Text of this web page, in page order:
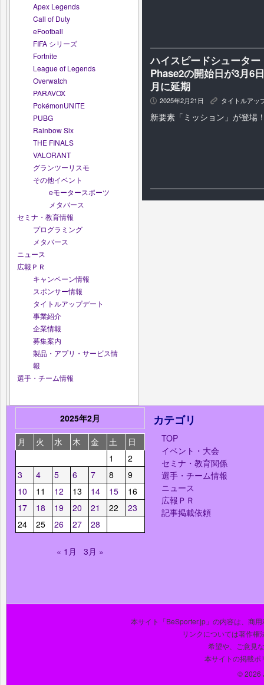
Apex Legends
Call of Duty
eFootball
FIFA シリーズ
Fortnite
League of Legends
Overwatch
PARAVOX
PokémonUNITE
PUBG
Rainbow Six
THE FINALS
VALORANT
グランツーリスモ
その他イベント
eモータースポーツ
メタバース
セミナ・教育情報
プログラミング
メタバース
ニュース
広報ＰＲ
キャンペーン情報
スポンサー情報
タイトルアップデート
事業紹介
企業情報
募集案内
製品・アプリ・サービス情
報
選手・チーム情報
ハイスピードシュータ
Phase2の開始日が3月6
月に延期
P 2025年2月21日 K タイトルアッ
新要素「ミッション」が登場
2025年2月
月
火 水 木 金 土
日
1
2
3
4 5 6 7 8
9
10
11 12 13 14 15
16
17
18 19 20 21 22
23
24
25 26 27 28
« 1月 3月 »
カテゴリ
TOP
イベント・大会
セミナ・教育関係
選手・チーム情報
ニュース
広報ＰＲ
記事掲載依頼
本サイト「BeSporter.jp」の内容は、商
リンクについては著作権
希望や、ご意見
本サイトの掲載ポ
© 2026